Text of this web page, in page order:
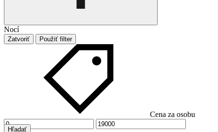
Nocí
Zatvoriť Použiť filter
Cena za osobu
Hľadať